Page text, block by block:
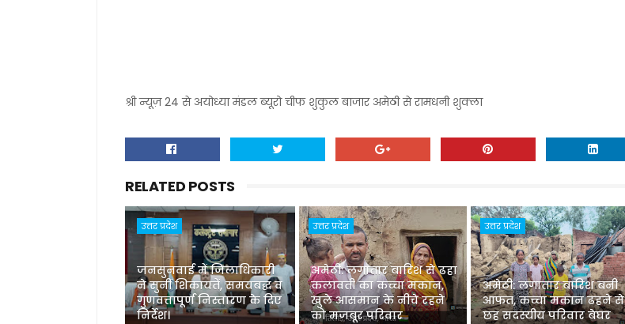
श्री न्यूज़ 24 से अयोध्या मंडल ब्यूरो चीफ शुकुल बाजार अमेठी से रामधनी शुक्ला
RELATED POSTS
उत्तर प्रदेश
जनसुनवाई में जिलाधिकारी
ने सुनीं शिकायतें, समयबद्ध व
गुणवत्तापूर्ण निस्तारण के दिए
निर्देश।
उत्तर प्रदेश
अमेठी: लगातार बारिश से ढहा
कलावती का कच्चा मकान,
खुले आसमान के नीचे रहने
को मजबूर परिवार
उत्तर प्रदेश
अमेठी: लगातार बारिश बनी
आफत, कच्चा मकान ढहने से
छह सदस्यीय परिवार बेघर